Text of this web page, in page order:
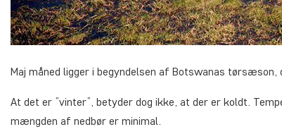
Maj måned ligger i begyndelsen af Botswanas
At det er ”vinter”, betyder dog ikke, at der er koldt.
mængden af nedbør er minimal.